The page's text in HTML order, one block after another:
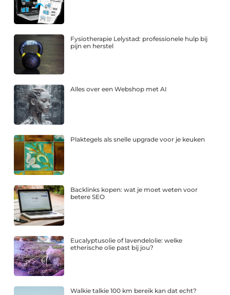
Fysiotherapie Lelystad: professionele hulp bij
pijn en herstel
Alles over een Webshop met AI
Plaktegels als snelle upgrade voor je keuken
Backlinks kopen: wat je moet weten voor
betere SEO
Eucalyptusolie of lavendelolie: welke
etherische olie past bij jou?
Walkie talkie 100 km bereik kan dat echt?